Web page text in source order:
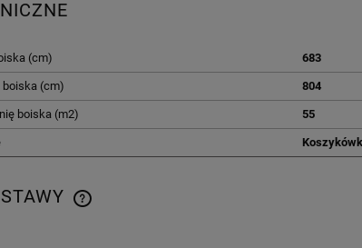
(cm) 683
boiska (cm) 804
boiska (m2) 55